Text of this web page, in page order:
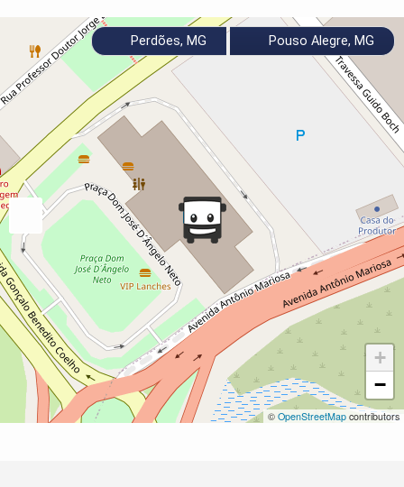
+
−
© OpenStreetMap contributors
Perdões, MG Pouso Alegre, MG